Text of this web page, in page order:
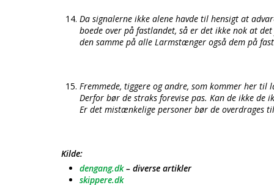
Da signalerne ikke alene havde til hensigt at
boede over på fastlandet, så er det ikke nok at
den samme på alle Larmstænger også dem på
Fremmede, tiggere og andre, som kommer her
Derfor bør de straks forevise pas. Kan de ikke
Er det mistænkelige personer bør de overdrages
Kilde:
dengang.dk– diverse artikler
skippere.dk